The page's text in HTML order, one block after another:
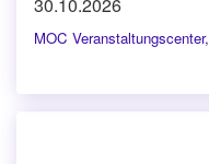
30.10.2026
MOC Veranstaltungscenter,